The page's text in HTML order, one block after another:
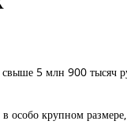
свыше 5 млн 900 тысяч
особо крупном